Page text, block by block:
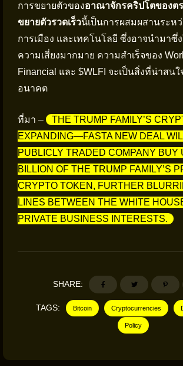
การขยายตัวของอาณาจักรคริปโตของต
ขยายตัวรวดเร็วนี้เป็นการผสมผสานระห
การเมือง และเทคโนโลยี ซึ่งอาจนำมาซึ่
ความเสี่ยงมากมาย ความสำเร็จของ
Financial และ $WLFI จะเป็นสิ่งที่น่าสน
อนาคต
ที่มา –
THE TRUMP FAMILY’S
EXPANDING—FASTA NEW DEAL
PUBLICLY TRADED COMPANY BUY
BILLION OF THE TRUMP FAMILY’S
CRYPTO TOKEN, FURTHER
LINES BETWEEN THE WHITE
PRIVATE BUSINESS INTERESTS.
SHARE:
TAGS: Bitcoin Cryptocurrencies
Policy